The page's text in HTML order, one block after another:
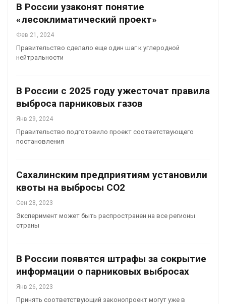
В России узаконят понятие
«лесоклиматический проект»
Фев 21, 2024
Правительство сделало еще один шаг к углеродной
нейтральности
В России с 2025 году ужесточат правила
выброса парниковых газов
Янв 29, 2024
Правительство подготовило проект соответствующего
постановления
Сахалинским предприятиям установили
квоты на выбросы СО2
Сен 28, 2023
Эксперимент может быть распространен на все регионы
страны
В России появятся штрафы за сокрытие
информации о парниковых выбросах
Янв 26, 2023
Принять соответствующий законопроект могут уже в